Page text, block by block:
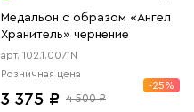
Медальон с образом «Ангел
Хранитель» чернение
арт. 102.1.0071N
Розничная цена
3 375 ₽ 4 500 ₽
-25%